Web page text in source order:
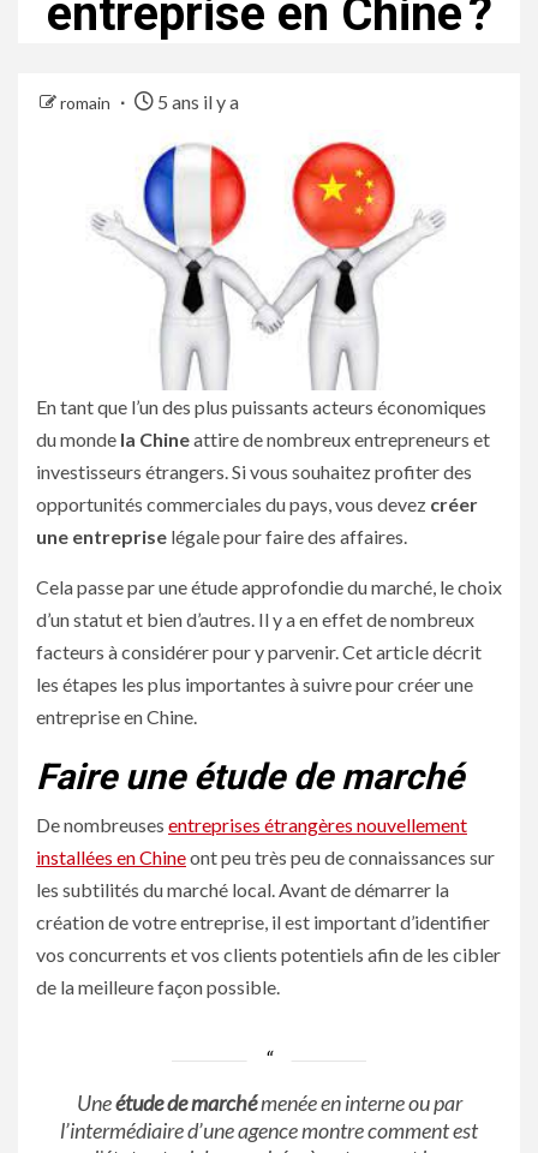
entreprise en Chine ?
romain 5 ans il y a
En tant que l’un des plus puissants acteurs économiques
du monde la Chineattire de nombreux entrepreneurs et
investisseurs étrangers. Si vous souhaitez profiter des
opportunités commerciales du pays, vous devez créer
une entreprise légale pour faire des affaires.
Cela passe par une étude approfondie du marché, le choix
d’un statut et bien d’autres. Il y a en effet de nombreux
facteurs à considérer pour y parvenir. Cet article décrit
les étapes les plus importantes à suivre pour créer une
entreprise en Chine.
Faire une étude de marché
De nombreuses entreprises étrangères nouvellement
installées en Chineont peu très peu de connaissances sur
les subtilités du marché local. Avant de démarrer la
création de votre entreprise, il est important d’identifier
vos concurrents et vos clients potentiels afin de les cibler
de la meilleure façon possible.
Uneétude de marchémenée en interne ou par
l’intermédiaire d’une agence montre comment est